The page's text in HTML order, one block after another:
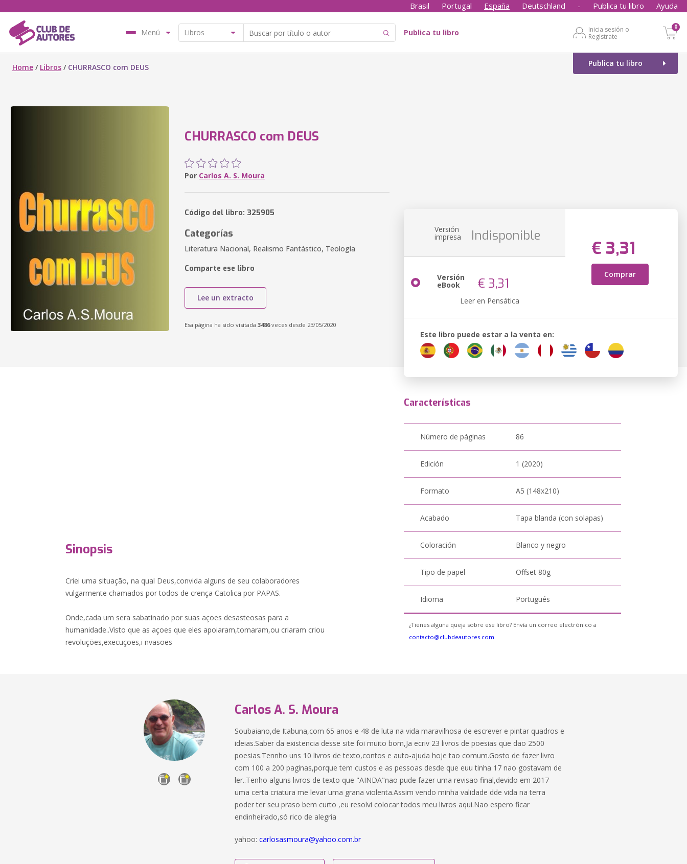
Brasil Portugal España Deutschland - Publica tu libro Ayuda
Menú Publica tu libro
Inicia sesión o
Regístrate
0
Publica tu libro
Home / Libros / CHURRASCO com DEUS
CHURRASCO com DEUS
Por Carlos A. S. Moura
Código del libro: 325905
Categorías
Literatura Nacional, Realismo Fantástico, Teología
Comparte ese libro
Lee un extracto
Esa página ha sido visitada 3486veces desde 23/05/2020
Versión
impresa Indisponible
€ 3,31
Comprar
Versión
eBook € 3,31
Leer en Pensática
Este libro puede estar a la venta en:
Sinopsis
Criei uma situação, na qual Deus,convida alguns de seu colaboradores
vulgarmente chamados por todos de crença Catolica por PAPAS.
Onde,cada um sera sabatinado por suas açoes desasteosas para a
humanidade..Visto que as açoes que eles apoiaram,tomaram,ou criaram criou
revoluções,execuçoes,i nvasoes
Características
Número de páginas 86
Edición 1 (2020)
Formato A5 (148x210)
Acabado Tapa blanda (con solapas)
Coloración Blanco y negro
Tipo de papel Offset 80g
Idioma Portugués
¿Tienes alguna queja sobre ese libro? Envía un correo electrónico a
contacto@clubdeautores.com
Carlos A. S. Moura
Soubaiano,de Itabuna,com 65 anos e 48 de luta na vida maravilhosa de escrever e pintar quadros e
ideias.Saber da existencia desse site foi muito bom,Ja ecriv 23 livros de poesias que dao 2500
poesias.Tennho uns 10 livros de texto,contos e auto-ajuda hoje tao comum.Gosto de fazer livro
com 100 a 200 paginas,porque tem custos e as pessoas desde que euu tinha 17 nao gostavam de
ler..Tenho alguns livros de texto que "AINDA"nao pude fazer uma revisao final,devido em 2017
uma certa criatura me levar uma grana violenta.Assim vendo minha validade dde vida na terra
poder ter seu praso bem curto ,eu resolvi colocar todos meu livros aqui.Nao espero ficar
endinheirado,só rico de alegria
yahoo:carlosasmoura@yahoo.com.br